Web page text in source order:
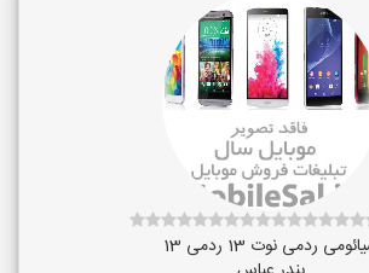
ردمی نوت 13 ردمی 13